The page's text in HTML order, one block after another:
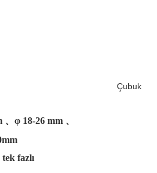
、φ 18-26 mm 、
fazlı